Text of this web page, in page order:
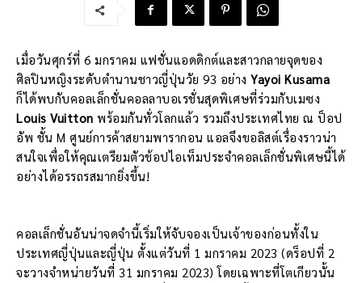
เมื่อวันศุกร์ที่ 6 มกราคม แฟชั่นแอดดิกต์และสาวกลายจุดของ
ศิลปินหญิงระดับตำนานชาวญี่ปุ่นวัย 93 อย่าง Yayoi Kusama
ก็ได้พบกับคอลเล็กชั่นคอลลาบอเรชั่นสุดพิเศษที่ร่วมกับเมซง
Louis Vuitton พร้อมกันทั่วโลกแล้ว รวมถึงประเทศไทย ณ ป็อป
อัพ ชั้น M ศูนย์การค้าสยามพารากอน แอลจึงขอลิสต์เรื่องราวน่า
สนใจเพื่อให้คุณเตรียมตัวช้อปไอเท็มประจำคอลเล็กชั่นพิเศษนี้ได้
อย่างได้อรรถรสมากยิ่งขึ้น!
คอลเล็กชั่นอันน่าจดจำนี้เริ่มให้จับจองเป็นเจ้าของก่อนทั้งใน
ประเทศญี่ปุ่นและญี่ปุ่น ตั้งแต่วันที่ 1 มกราคม 2023 (ดร็อปที่ 2
จะวางจำหน่ายวันที่ 31 มกราคม 2023) โดยเฉพาะที่โตเกียวนั้น